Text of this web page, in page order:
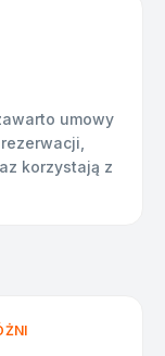
umowy
korzystają z